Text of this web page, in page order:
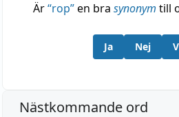
Är“rop”en bra synonym till
Ja Nej
Nästkommande ord